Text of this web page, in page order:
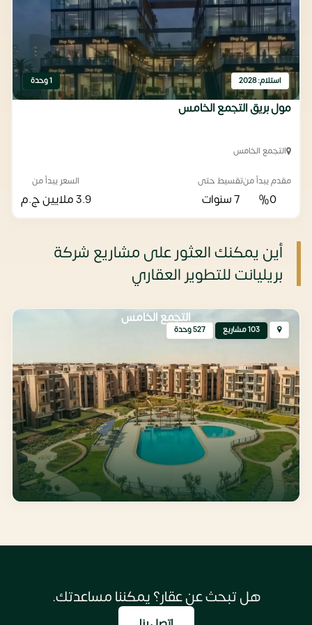
استلام: 2028 1 وحدة
مول بريق التجمع الخامس
التجمع الخامس
مقدم يبدأ من
%0
تقسيط حتى
7 سنوات
السعر يبدأ من
3.9 ملايين ج.م
أين يمكنك العثور على مشاريع شركة
بريليانت للتطوير العقاري
103 مشاريع 527 وحدة
التجمع الخامس
هل تبحث عن عقار؟ يمكننا مساعدتك.